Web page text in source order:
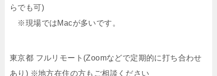
らでも可)
※現場ではMacが多いです。
東京都 フルリモート(Zoomなどで定期的に打ち合わせ
あり) ※地方在住の方もご相談ください